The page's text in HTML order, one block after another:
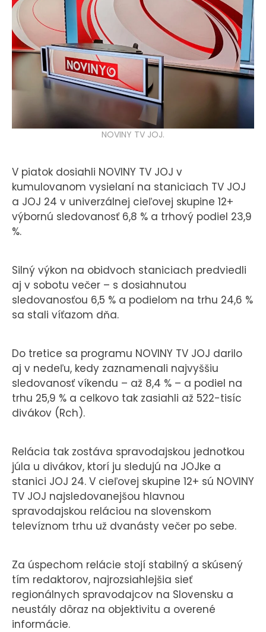
KONTAKT
NOVINY TV JOJ.
V piatok dosiahli NOVINY TV JOJ v
kumulovanom vysielaní na staniciach TV JOJ
a JOJ 24 v univerzálnej cieľovej skupine 12+
výbornú sledovanosť 6,8 % a trhový podiel 23,9
%.
Silný výkon na obidvoch staniciach predviedli
aj v sobotu večer – s dosiahnutou
sledovanosťou 6,5 % a podielom na trhu 24,6 %
sa stali víťazom dňa.
Do tretice sa programu NOVINY TV JOJ darilo
aj v nedeľu, kedy zaznamenali najvyššiu
sledovanosť víkendu – až 8,4 % – a podiel na
trhu 25,9 % a celkovo tak zasiahli až 522-tisíc
divákov (Rch).
Relácia tak zostáva spravodajskou jednotkou
júla u divákov, ktorí ju sledujú na JOJke a
stanici JOJ 24. V cieľovej skupine 12+ sú NOVINY
TV JOJ najsledovanejšou hlavnou
spravodajskou reláciou na slovenskom
televíznom trhu už dvanásty večer po sebe.
Za úspechom relácie stojí stabilný a skúsený
tím redaktorov, najrozsiahlejšia sieť
regionálnych spravodajcov na Slovensku a
neustály dôraz na objektivitu a overené
informácie.